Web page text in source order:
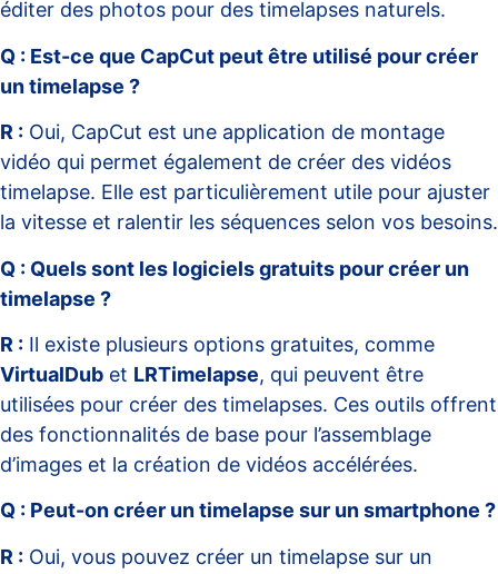
éditer des photos pour des timelapses naturels.
Q : Est-ce que CapCut peut être utilisé pour créer
un timelapse ?
R : Oui, CapCut est une application de montage
vidéo qui permet également de créer des vidéos
timelapse. Elle est particulièrement utile pour ajuster
la vitesse et ralentir les séquences selon vos besoins.
Q : Quels sont les logiciels gratuits pour créer un
timelapse ?
R : Il existe plusieurs options gratuites, comme
VirtualDub et LRTimelapse, qui peuvent être
utilisées pour créer des timelapses. Ces outils offrent
des fonctionnalités de base pour l’assemblage
d’images et la création de vidéos accélérées.
Q : Peut-on créer un timelapse sur un smartphone ?
R : Oui, vous pouvez créer un timelapse sur un